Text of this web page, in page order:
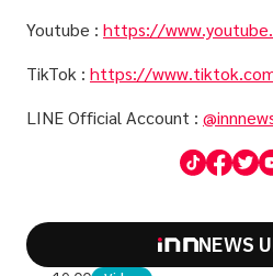
Youtube : https://
TikTok : https://
LINE Official Account :
NEWS